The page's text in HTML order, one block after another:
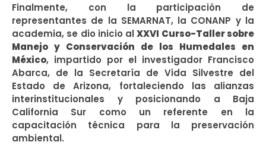
Finalmente, con la participación de
representantes de la SEMARNAT, la CONANP y la
academia, se dio inicio alXXVI Curso-Taller sobre
Manejo y Conservación de los Humedales en
México, impartido por el investigador Francisco
Abarca, de la Secretaría de Vida Silvestre del
Estado de Arizona, fortaleciendo las alianzas
interinstitucionales y posicionando a Baja
California Sur como un referente en la
capacitación técnica para la preservación
ambiental.